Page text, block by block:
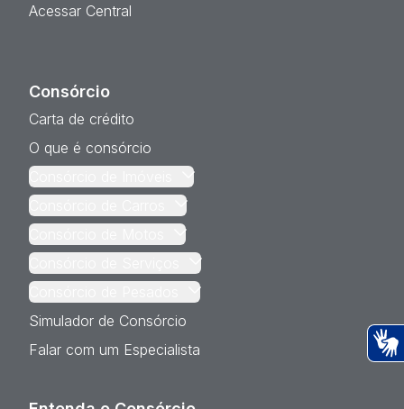
Acessar Central
Consórcio
Carta de crédito
O que é consórcio
Consórcio de Imóveis
Consórcio de Carros
Consórcio de Motos
Consórcio de Serviços
Consórcio de Pesados
Simulador de Consórcio
Falar com um Especialista